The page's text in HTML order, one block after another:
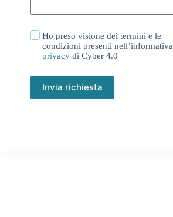
Ho preso visione dei termini e le
condizioni presenti nell’informativa
privacy di Cyber 4.0
Invia richiesta